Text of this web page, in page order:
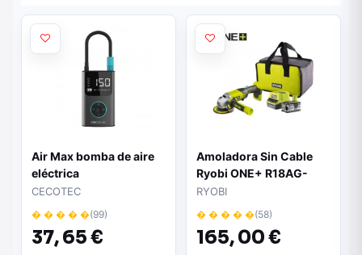
Air Max bomba de aire
eléctrica
CECOTEC
� � � � �(99)
37,65 €
Amoladora Sin Cable
Ryobi ONE+ R18AG-
140S/ 1 batería 18V 4,0
Ah/ Cargador 2,0 A/
Bolsa de Transporte
RYOBI
� � � � �(58)
165,00 €